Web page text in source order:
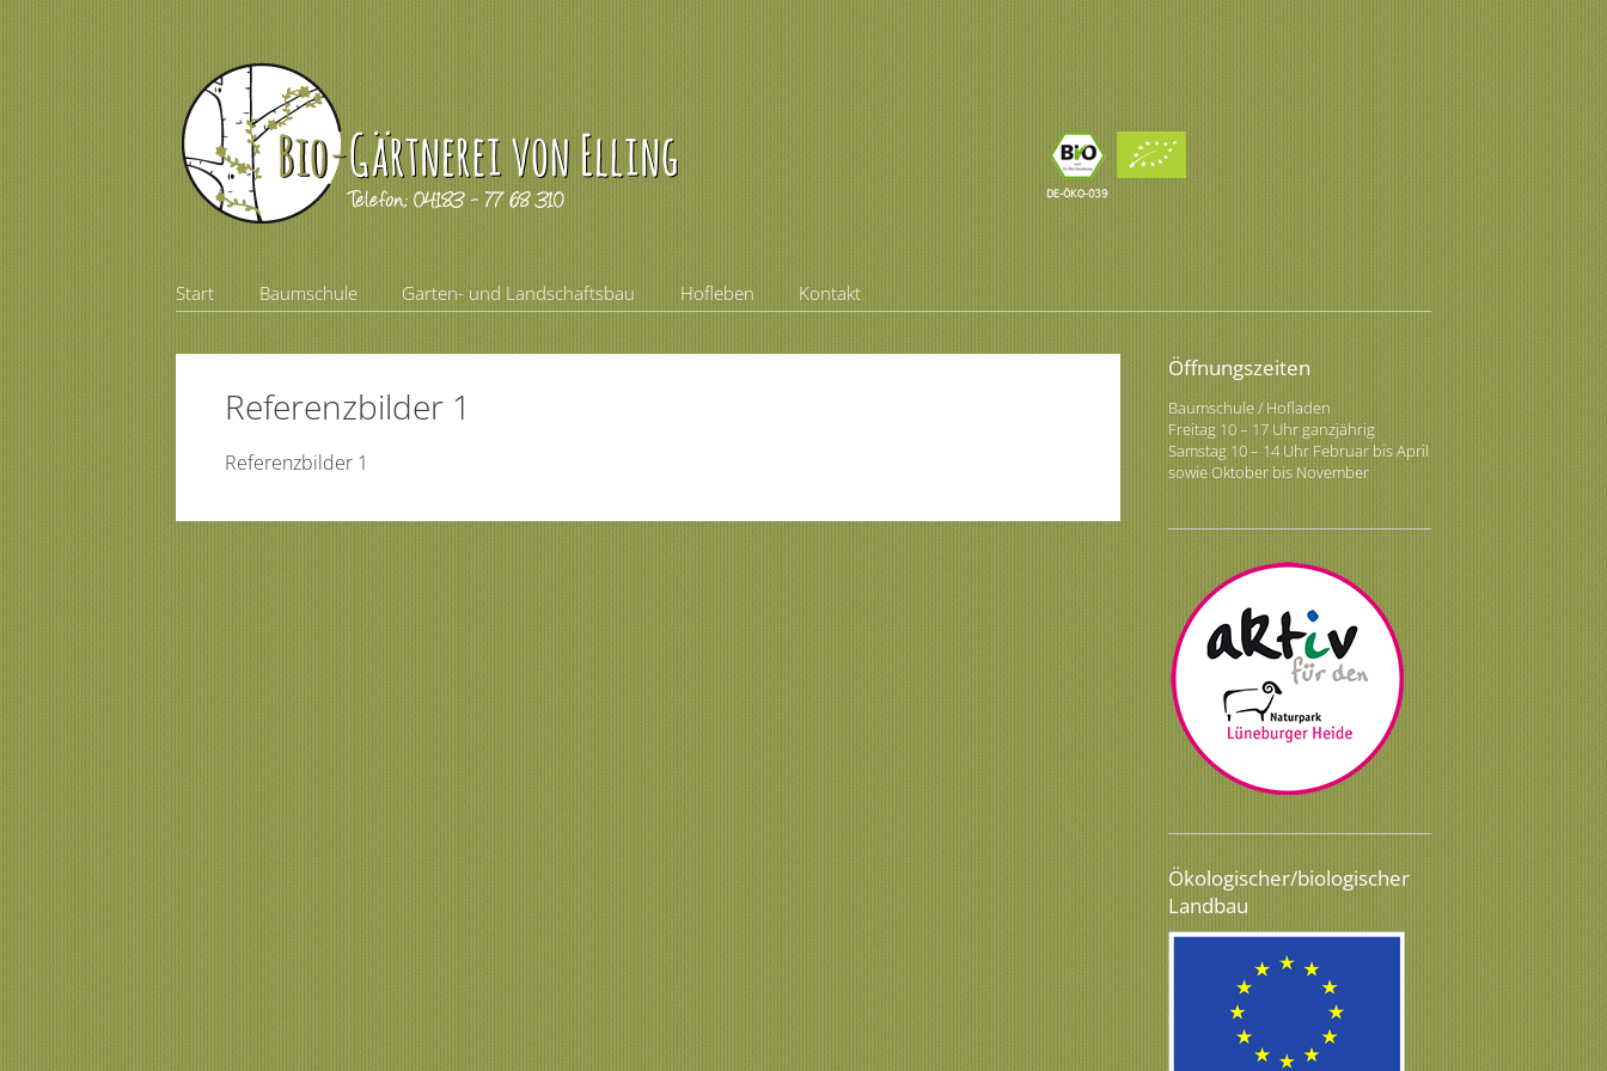
Zum
Start Baumschule Garten- und Landschaftsbau Hofleben Kontakt
Referenzbilder 1
Referenzbilder 1
Öffnungszeiten
Baumschule / Hofladen
Freitag 10 – 17 Uhr ganzjährig
Samstag 10 – 14 Uhr Februar bis April
sowie Oktober bis November
Ökologischer/biologischer
Landbau